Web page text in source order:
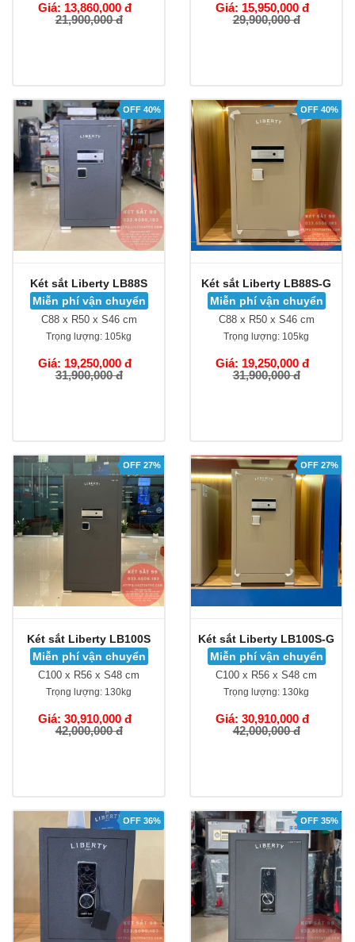
Giá: 13,860,000 đ
21,900,000 đ
Giá: 15,950,000 đ
29,900,000 đ
OFF 40%
Két sắt Liberty LB88S
Miễn phí vận chuyển
C88 x R50 x S46 cm
Trọng lượng: 105kg
Giá: 19,250,000 đ
31,900,000 đ
OFF 40%
Két sắt Liberty LB88S-G
Miễn phí vận chuyển
C88 x R50 x S46 cm
Trọng lượng: 105kg
Giá: 19,250,000 đ
31,900,000 đ
OFF 27%
Két sắt Liberty LB100S
Miễn phí vận chuyển
C100 x R56 x S48 cm
Trọng lượng: 130kg
Giá: 30,910,000 đ
42,000,000 đ
OFF 27%
Két sắt Liberty LB100S-G
Miễn phí vận chuyển
C100 x R56 x S48 cm
Trọng lượng: 130kg
Giá: 30,910,000 đ
42,000,000 đ
OFF 36% OFF 35%